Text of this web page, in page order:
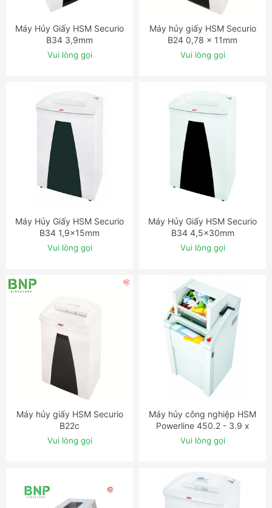
ĐẶT NGAY
Máy Hủy Giấy HSM Securio
B34 3,9mm
Vui lòng gọi
ĐẶT NGAY
Máy hủy giấy HSM Securio
B24 0,78 x 11mm
Vui lòng gọi
ĐẶT NGAY
Máy Hủy Giấy HSM Securio
B34 1,9x15mm
Vui lòng gọi
ĐẶT NGAY
Máy Hủy Giấy HSM Securio
B34 4,5x30mm
Vui lòng gọi
ĐẶT NGAY
Máy hủy giấy HSM Securio
B22c
Vui lòng gọi
ĐẶT NGAY
Máy hủy công nghiệp HSM
Powerline 450.2 - 3.9 x
40mm
Vui lòng gọi